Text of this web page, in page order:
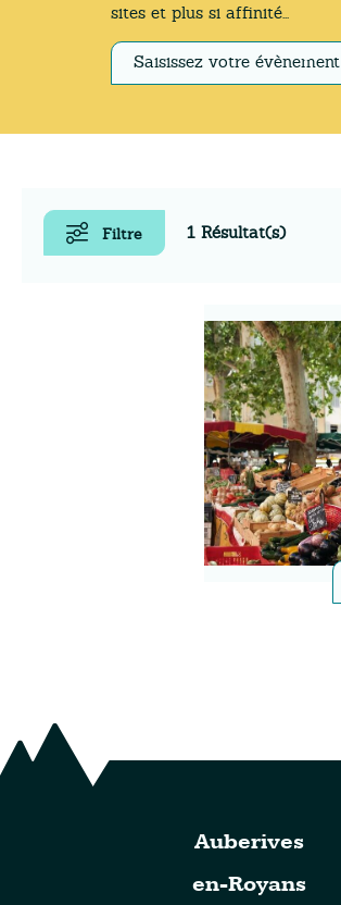
sites et plus si affinité...
Saisissez votre évènement
Filtre 1 Résultat(s)
Auberives
en-Royans